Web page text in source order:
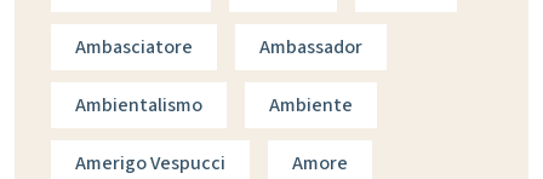
Ambasciatore Ambassador
Ambientalismo Ambiente
Amerigo Vespucci Amore